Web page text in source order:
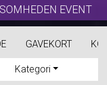
EVENT
GAVEKORT
Kategori